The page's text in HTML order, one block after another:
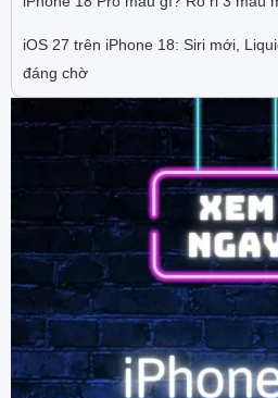
iOS 27 trên iPhone 18: Siri mới,
đáng chờ